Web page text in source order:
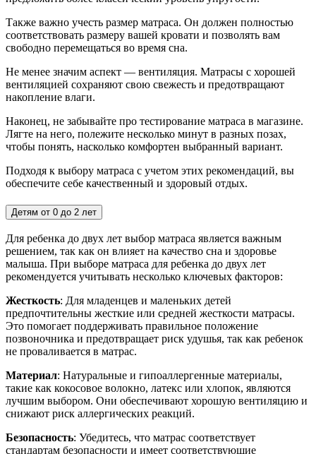
Также важно учесть размер матраса. Он должен полностью
соответствовать размеру вашей кровати и позволять вам
свободно перемещаться во время сна.
Не менее значим аспект — вентиляция. Матрасы с хорошей
вентиляцией сохраняют свою свежесть и предотвращают
накопление влаги.
Наконец, не забывайте про тестирование матраса в магазине.
Лягте на него, полежите несколько минут в разных позах,
чтобы понять, насколько комфортен выбранный вариант.
Подходя к выбору матраса с учетом этих рекомендаций, вы
обеспечите себе качественный и здоровый отдых.
Детям от 0 до 2 лет
Для ребенка до двух лет выбор матраса является важным
решением, так как он влияет на качество сна и здоровье
малыша. При выборе матраса для ребенка до двух лет
рекомендуется учитывать несколько ключевых факторов:
Жесткость: Для младенцев и маленьких детей
предпочтительны жесткие или средней жесткости матрасы.
Это помогает поддерживать правильное положение
позвоночника и предотвращает риск удушья, так как ребенок
не проваливается в матрас.
Материал: Натуральные и гипоаллергенные материалы,
такие как кокосовое волокно, латекс или хлопок, являются
лучшим выбором. Они обеспечивают хорошую вентиляцию и
снижают риск аллергических реакций.
Безопасность: Убедитесь, что матрас соответствует
стандартам безопасности и имеет соответствующие